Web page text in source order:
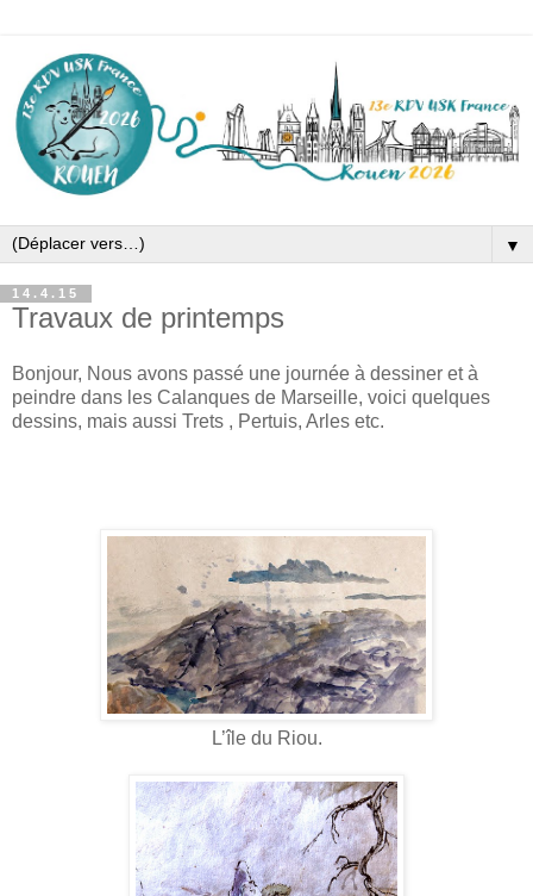
▼
14.4.15
Travaux de printemps
Bonjour, Nous avons passé une journée à dessiner et à
peindre dans les Calanques de Marseille, voici quelques
dessins, mais aussi Trets , Pertuis, Arles etc.
L’île du Riou.